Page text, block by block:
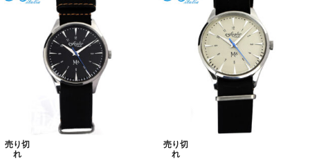
売り切
れ
売り切
れ